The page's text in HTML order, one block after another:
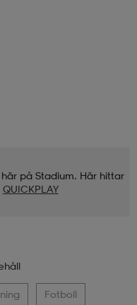
på Stadium. Här hittar
QUICKPLAY
Fotboll